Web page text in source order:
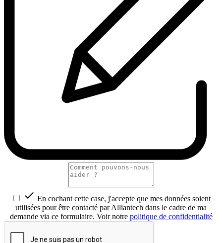
 En cochant cette case, j'accepte que mes données soient
utilisées pour être contacté par Alliantech dans le cadre de ma
demande via ce formulaire. Voir notre politique de confidentialité